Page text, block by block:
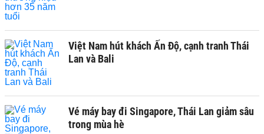
Việt Nam hút khách Ấn Độ, cạnh tranh Thái
Lan và Bali
Vé máy bay đi Singapore, Thái Lan giảm sâu
trong mùa hè